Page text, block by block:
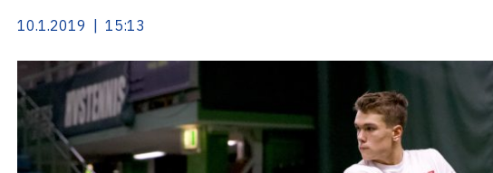
10.1.2019 | 15:13